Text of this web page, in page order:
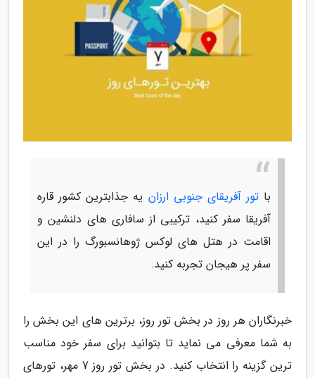
باتور آفریقای جنوبی ارزان یه جذابترین کشور قاره
آفریقا سفر کنید، ترکیبی از سافاری های دلنشین و
اقامت در هتل های لوکس ژوهانسبورگ را در این
سفر پر هیجان تجربه کنید.
خبرنگاران هر روز در بخش تور روز، برترین های این بخش را
به شما معرفی می نماید تا بتوانید برای سفر خود مناسب
ترین گزینه را انتخاب کنید. در بخش تور روز 7 مهر، تورهای